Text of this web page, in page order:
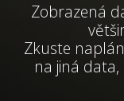
Zobrazená
Zkuste
na jiná